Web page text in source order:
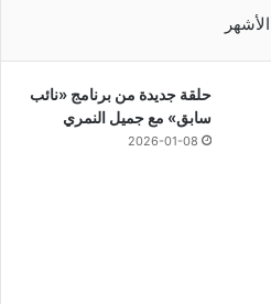
الأشهر
حلقة جديدة من برنامج «نائب
سابق» مع جميل النمري
2026-01-08